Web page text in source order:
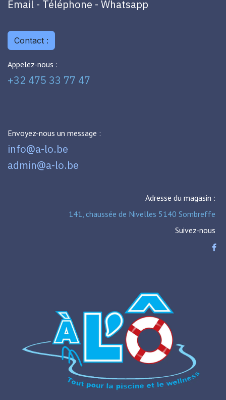
Email - Téléphone - Whatsapp
Contact :
Appelez-nous :
+32 475 33 77 47
Envoyez-nous un message :
info@a-lo.be
admin@a-lo.be
Adresse du magasin :
141, chaussée de Nivelles 5140 Sombreffe
Suivez-nous